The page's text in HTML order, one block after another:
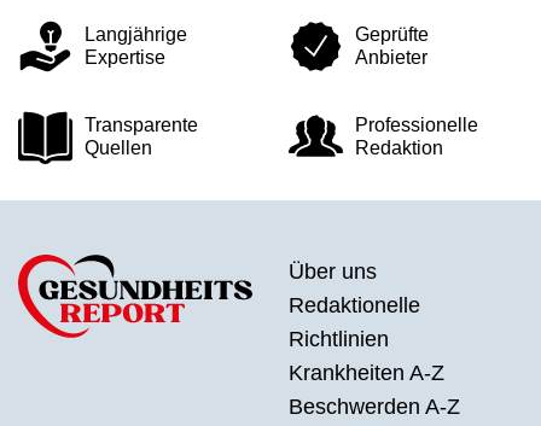
Langjährige
Expertise
Geprüfte
Anbieter
Transparente
Quellen
Professionelle
Redaktion
Über uns
Redaktionelle
Richtlinien
Krankheiten A-Z
Beschwerden A-Z